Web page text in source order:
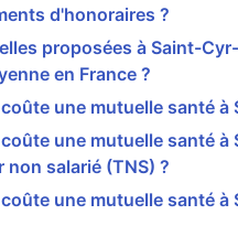
d'honoraires ?
proposées à Saint-
en France ?
une mutuelle santé
une mutuelle santé
non salarié (TNS) ?
une mutuelle santé